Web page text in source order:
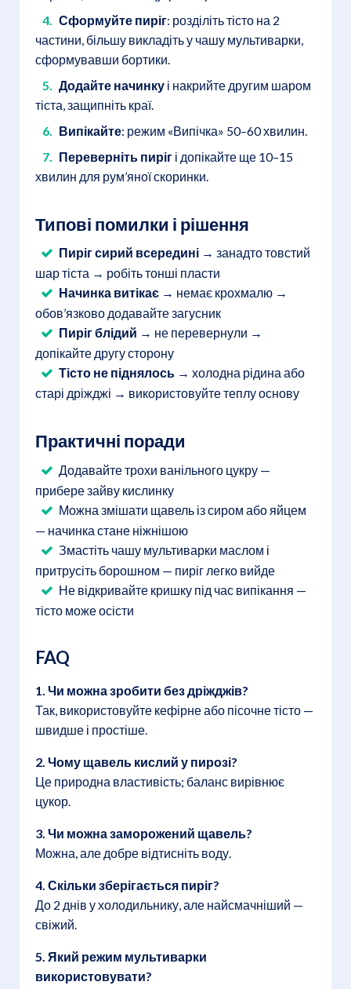
Сформуйте пиріг: розділіть тісто на 2
частини, більшу викладіть у чашу мультиварки,
сформувавши бортики.
Додайте начинку і накрийте другим шаром
тіста, защипніть краї.
Випікайте: режим «Випічка» 50–60 хвилин.
Переверніть пиріг і допікайте ще 10–15
хвилин для рум’яної скоринки.
Типові помилки і рішення
Пиріг сирий всередині → занадто товстий
шар тіста → робіть тонші пласти
Начинка витікає → немає крохмалю →
обов’язково додавайте загусник
Пиріг блідий → не перевернули →
допікайте другу сторону
Тісто не піднялось → холодна рідина або
старі дріжджі → використовуйте теплу основу
Практичні поради
Додавайте трохи ванільного цукру —
прибере зайву кислинку
Можна змішати щавель із сиром або яйцем
— начинка стане ніжнішою
Змастіть чашу мультиварки маслом і
притрусіть борошном — пиріг легко вийде
Не відкривайте кришку під час випікання —
тісто може осісти
FAQ
1. Чи можна зробити без дріжджів?
Так, використовуйте кефірне або пісочне тісто —
швидше і простіше.
2. Чому щавель кислий у пирозі?
Це природна властивість; баланс вирівнює
цукор.
3. Чи можна заморожений щавель?
Можна, але добре відтисніть воду.
4. Скільки зберігається пиріг?
До 2 днів у холодильнику, але найсмачніший —
свіжий.
5. Який режим мультиварки
використовувати?